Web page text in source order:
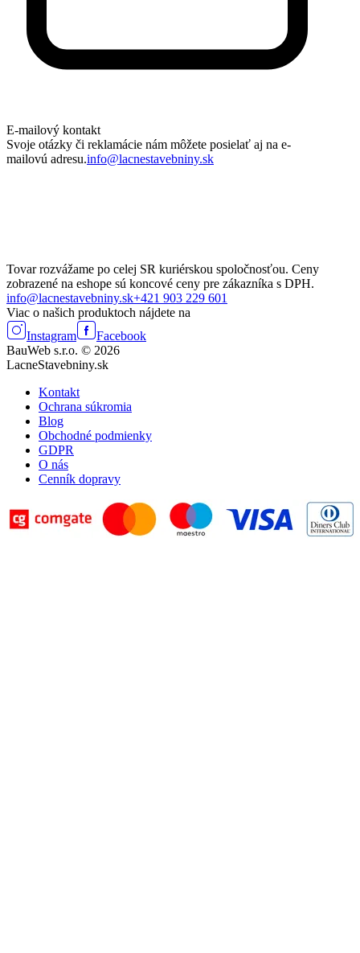
E-mailový kontakt
Svoje otázky či reklamácie nám môžete posielať aj na e-
mailovú adresu.info@lacnestavebniny.sk
Tovar rozvážame po celej SR kuriérskou spoločnosťou. Ceny
zobrazené na eshope sú koncové ceny pre zákazníka s DPH.
info@lacnestavebniny.sk+421 903 229 601
Viac o našich produktoch nájdete na
Instagram
Facebook
BauWeb s.r.o. © 2026
LacneStavebniny.sk
Kontakt
Ochrana súkromia
Blog
Obchodné podmienky
GDPR
O nás
Cenník dopravy